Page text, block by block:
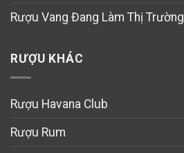
Rượu Vang Đang Làm Thị Trường
RƯỢU KHÁC
Rượu Havana Club
Rượu Rum